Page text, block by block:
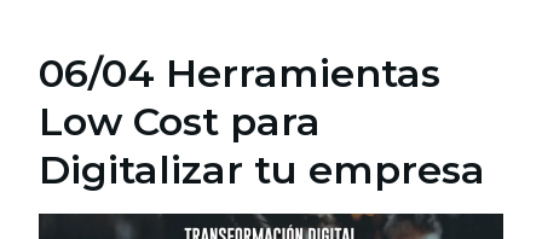
06/04 Herramientas
Low Cost para
Digitalizar tu empresa